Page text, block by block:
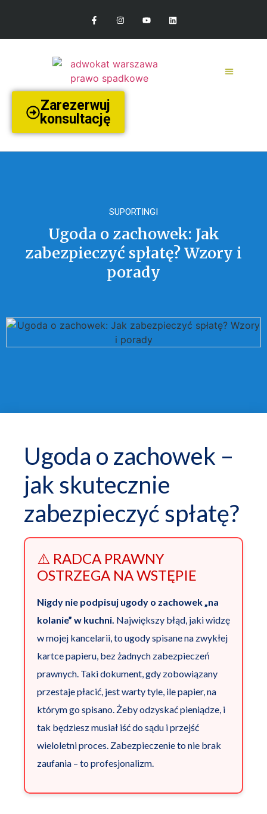
Zarezerwuj
konsultację
SUPORTINGI
Ugoda o zachowek: Jak
zabezpieczyć spłatę? Wzory i
porady
Ugoda o zachowek –
jak skutecznie
zabezpieczyć spłatę?
⚠️ RADCA PRAWNY
OSTRZEGA NA WSTĘPIE
Nigdy nie podpisuj ugody o zachowek „na
kolanie” w kuchni. Największy błąd, jaki widzę
w mojej kancelarii, to ugody spisane na zwykłej
kartce papieru, bez żadnych zabezpieczeń
prawnych. Taki dokument, gdy zobowiązany
przestaje płacić, jest warty tyle, ile papier, na
którym go spisano. Żeby odzyskać pieniądze, i
tak będziesz musiał iść do sądu i przejść
wieloletni proces. Zabezpieczenie to nie brak
zaufania – to profesjonalizm.